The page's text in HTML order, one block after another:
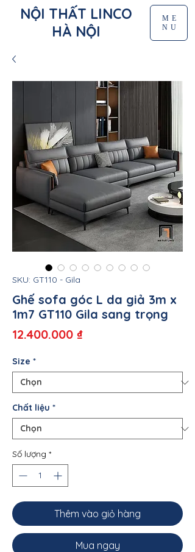
NỘI THẤT LINCO
HÀ NỘI
ME
NU
SKU: GT110 - Gila
Ghế sofa góc L da giả 3m x
1m7 GT110 Gila sang trọng
12.400.000 ₫Giá
Size *
Chất liệu *
Số lượng *
Thêm vào giỏ hàng
Mua ngay